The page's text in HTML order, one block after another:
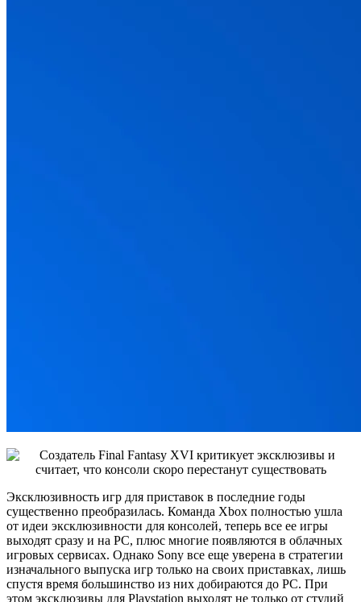
Эксклюзивность игр для приставок в последние годы
существенно преобразилась. Команда Xbox полностью ушла
от идеи эксклюзивности для консолей, теперь все ее игры
выходят сразу и на PC, плюс многие появляются в облачных
игровых сервисах. Однако Sony все еще уверена в стратегии
изначального выпуска игр только на своих приставках, лишь
спустя время большинство из них добираются до PC. При
этом эксклюзивы для Playstation выходят не только от студий